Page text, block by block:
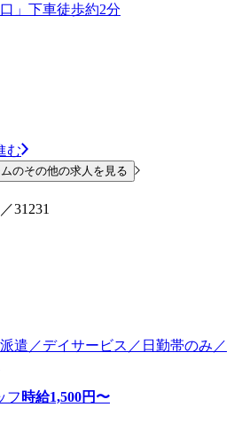
」下車徒歩約2分
む
のその他の求人を見る
31231
遣／デイサービス／日勤帯のみ／
フ 時給1,500円〜